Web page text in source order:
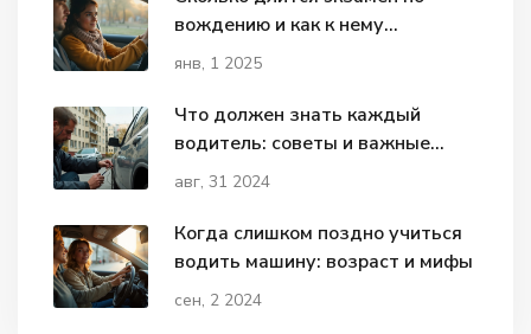
вождению и как к нему
подготовиться
янв, 1 2025
Что должен знать каждый
водитель: советы и важные
факты
авг, 31 2024
Когда слишком поздно учиться
водить машину: возраст и мифы
сен, 2 2024